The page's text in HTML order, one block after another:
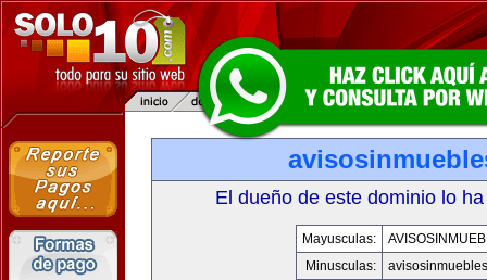
El dueño de este dominio lo
Mayusculas:
Minusculas: